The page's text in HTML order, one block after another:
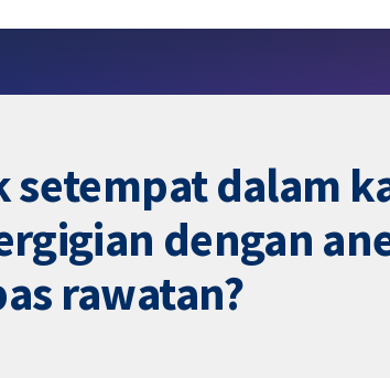
dalam
dengan
rawatan?